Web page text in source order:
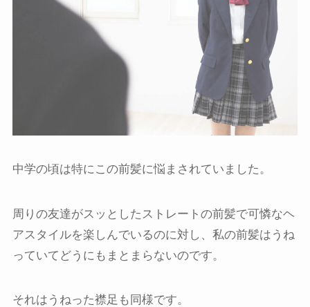
中学の頃は特にこの前髪に悩まされていました。
周りの友達がスッとしたストレートの前髪で可憐なヘ
アスタイルを楽しんでいるのに対し、私の前髪はうね
っていてどうにもまとまらないのです。
それはうねった襟足も同様です。